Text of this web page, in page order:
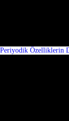
Periyodik Özelliklerin